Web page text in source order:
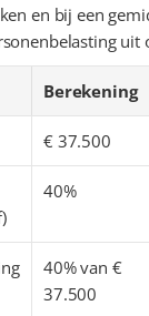
en bij een
uit
Berekening
€ 37.500
40%
40% van €
37.500